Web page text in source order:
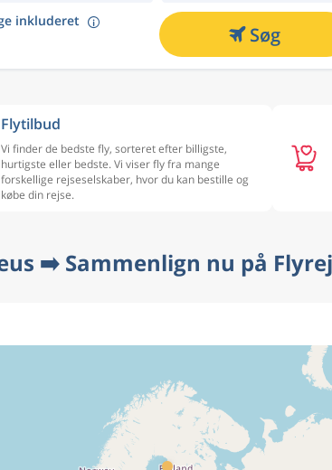
inkluderet
Søg
Flytilbud
Vi finder de bedste fly, sorteret efter billigste,
hurtigste eller bedste. Vi viser fly fra mange
forskellige rejseselskaber, hvor du kan bestille og
købe din rejse.
➡️ Sammenlign nu på